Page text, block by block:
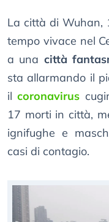
La città di Wuhan,
tempo vivace nel
a una città
sta allarmando il
ilcoronavirus
17 morti in città,
ignifughe e
casi di contagio.